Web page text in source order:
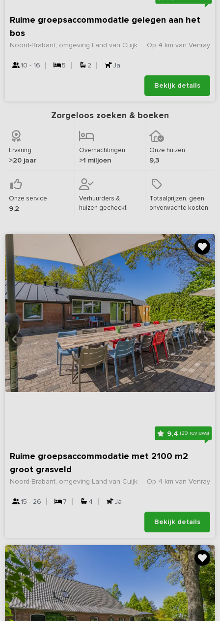
Ruime groepsaccommodatie gelegen aan het
bos
Op 4 km van Venray
Noord-Brabant, omgeving Land van Cuijk
10 - 16 5 2 Ja
Bekijk details
Zorgeloos zoeken & boeken
Ervaring
>20 jaar
Overnachtingen
>1 miljoen
Onze huizen
9,3
Onze service
9,2
Verhuurders &
huizen gecheckt
Totaalprijzen, geen
onverwachte kosten
9,4 (29 reviews)
Ruime groepsaccommodatie met 2100 m2
groot grasveld
Op 4 km van Venray
Noord-Brabant, omgeving Land van Cuijk
15 - 26 7 4 Ja
Bekijk details